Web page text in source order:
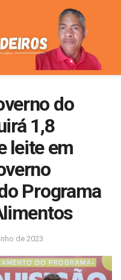
do
1,8
leite em
Programa
de 2023